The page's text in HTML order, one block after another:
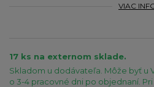
VIAC
17 ks na externom sklade.
Skladom u dodávateľa. Môže byť u
o 3-4 pracovné dni po objednaní. Pri